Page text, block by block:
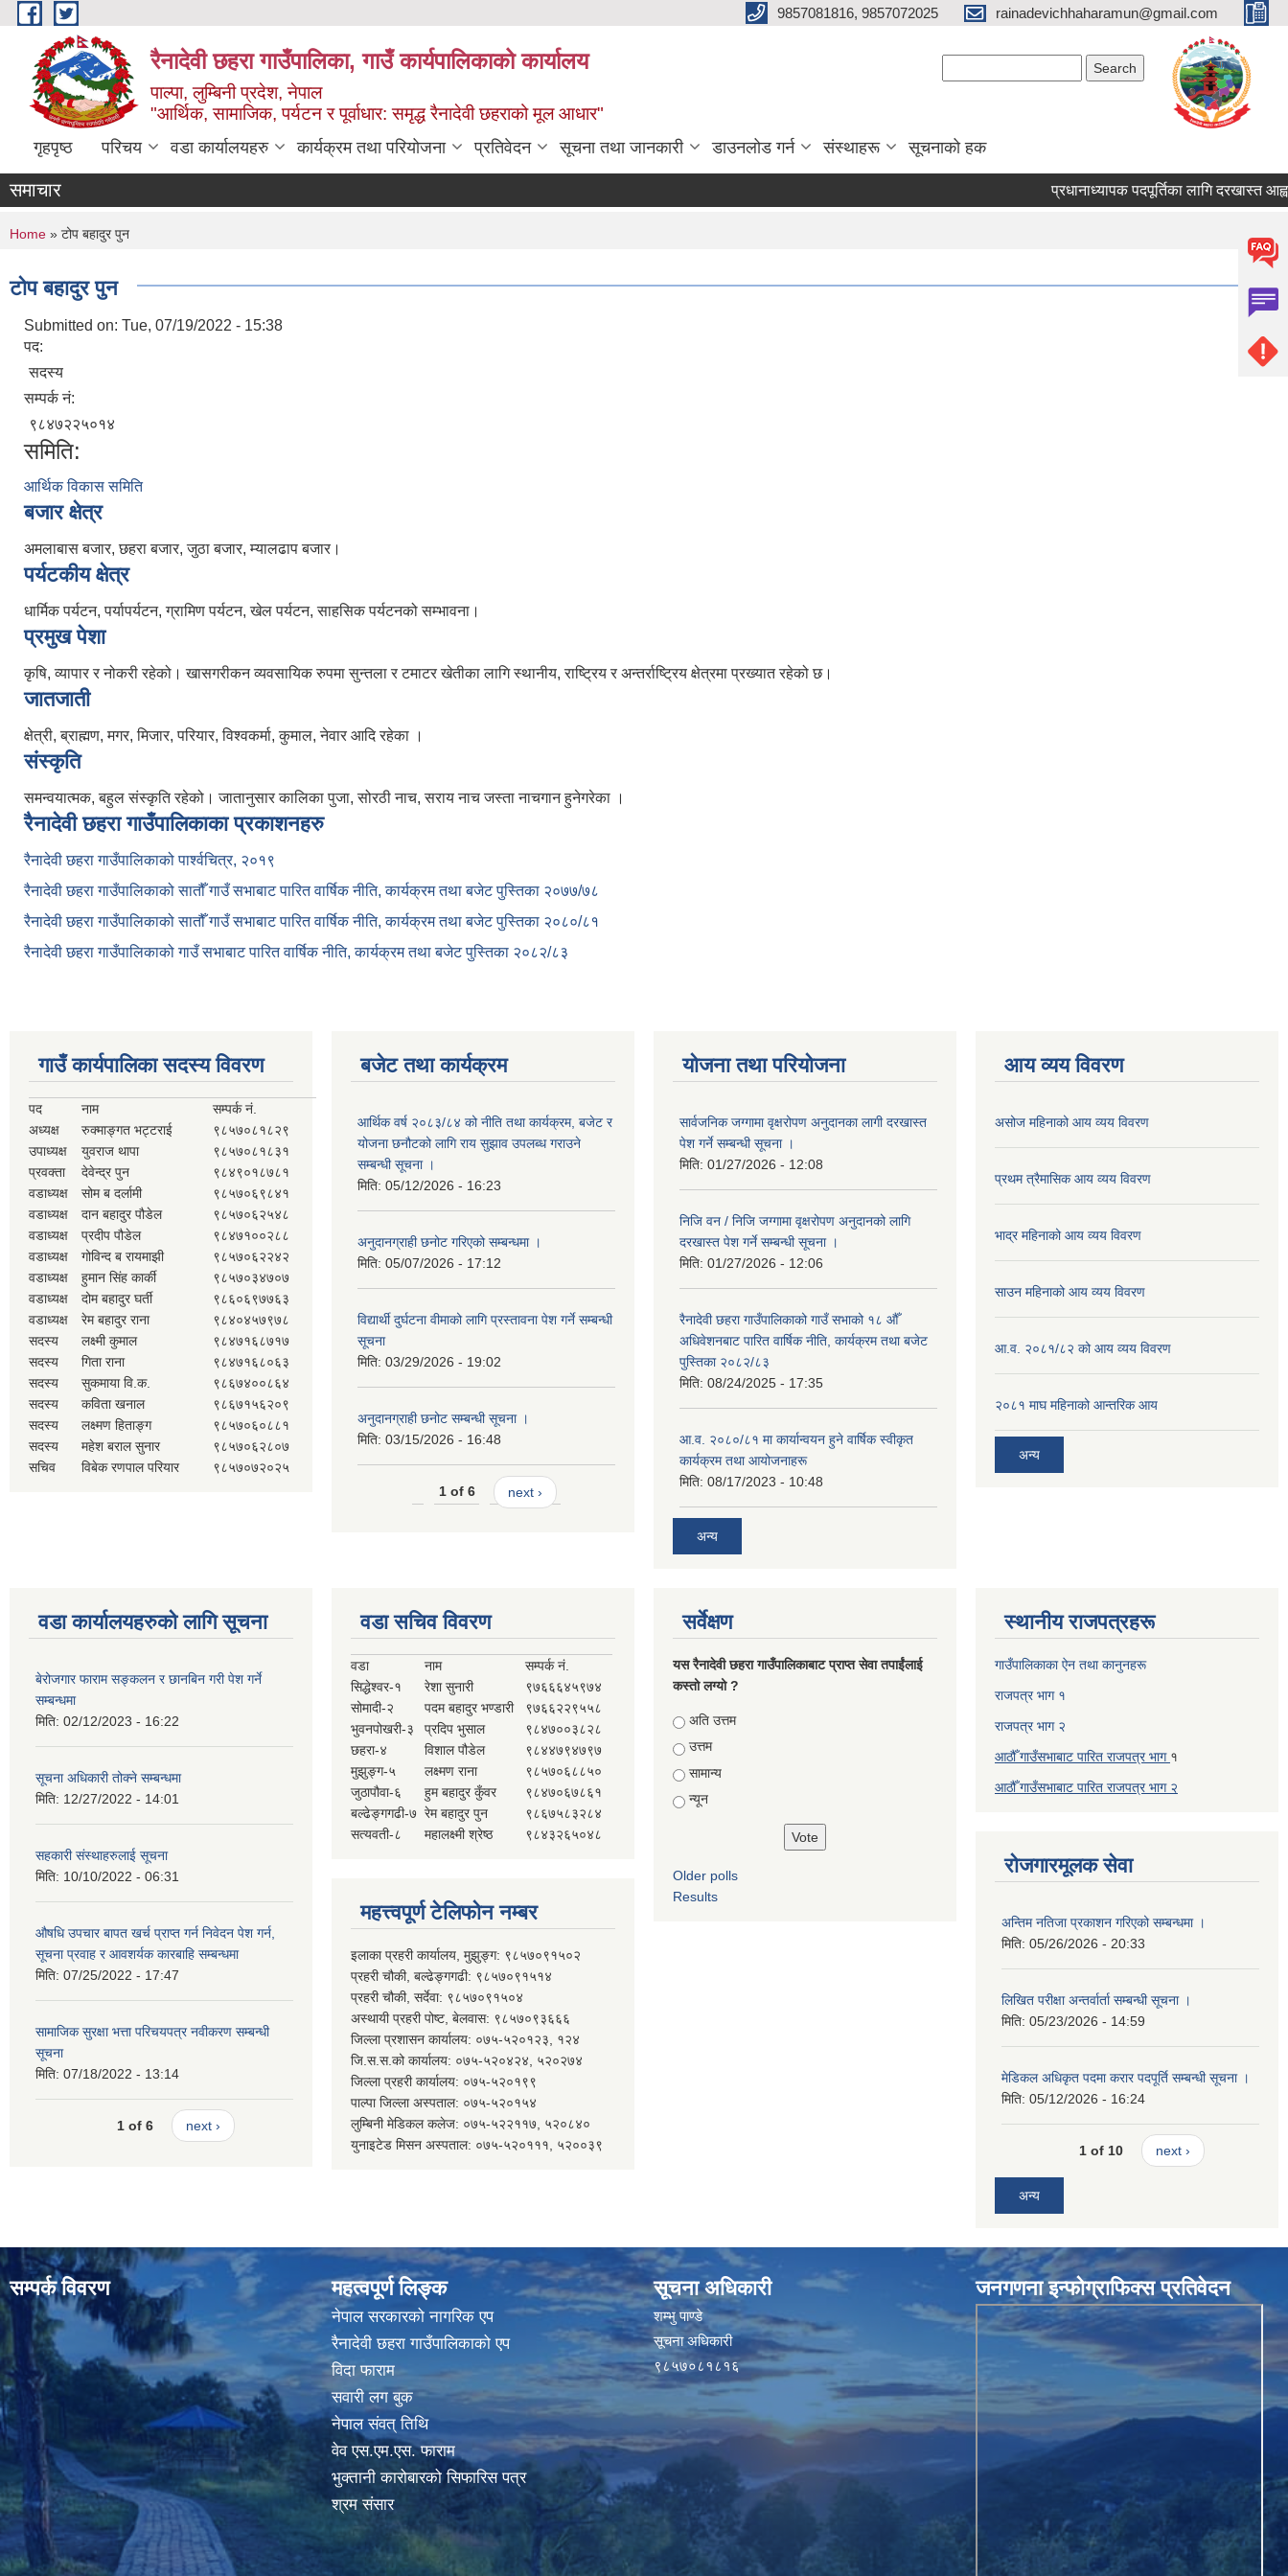
Skip to main content 9857081816, 9857072025 rainadevichhaharamun@gmail.com
रैनादेवी छहरा गाउँपालिका, गाउँ कार्यपालिकाको कार्यालय
पाल्पा, लुम्बिनी प्रदेश, नेपाल
"आर्थिक, सामाजिक, पर्यटन र पूर्वाधार: समृद्ध रैनादेवी छहराको मूल आधार"
गृहपृष्ठ परिचय वडा कार्यालयहरु कार्यक्रम तथा परियोजना प्रतिवेदन सूचना तथा जानकारी डाउनलोड गर्न संस्थाहरू सूचनाको हक
समाचार प्रधानाध्यापक पदपूर्तिका लागि दरखास्त आह्वान
You are here
Home » टोप बहादुर पुन
टोप बहादुर पुन
Submitted on: Tue, 07/19/2022 - 15:38
पद:
सदस्य
सम्पर्क नं:
९८४७२२५०१४
समिति:
आर्थिक विकास समिति
बजार क्षेत्र
अमलाबास बजार, छहरा बजार, जुठा बजार, म्यालढाप बजार।
पर्यटकीय क्षेत्र
धार्मिक पर्यटन, पर्यापर्यटन, ग्रामिण पर्यटन, खेल पर्यटन, साहसिक पर्यटनको सम्भावना।
प्रमुख पेशा
कृषि, व्यापार र नोकरी रहेको। खासगरीकन व्यवसायिक रुपमा सुन्तला र टमाटर खेतीका लागि स्थानीय, राष्ट्रिय र अन्तर्राष्ट्रिय क्षेत्रमा प्रख्यात रहेको छ।
जातजाती
क्षेत्री, ब्राह्मण, मगर, मिजार, परियार, विश्वकर्मा, कुमाल, नेवार आदि रहेका ।
संस्कृति
समन्वयात्मक, बहुल संस्कृति रहेको। जातानुसार कालिका पुजा, सोरठी नाच, सराय नाच जस्ता नाचगान हुनेगरेका ।
रैनादेवी छहरा गाउँपालिकाका प्रकाशनहरु
रैनादेवी छहरा गाउँपालिकाको पार्श्वचित्र, २०१९
रैनादेवी छहरा गाउँपालिकाको सातौँ गाउँ सभाबाट पारित वार्षिक नीति, कार्यक्रम तथा बजेट पुस्तिका २०७७/७८
रैनादेवी छहरा गाउँपालिकाको सातौँ गाउँ सभाबाट पारित वार्षिक नीति, कार्यक्रम तथा बजेट पुस्तिका २०८०/८१
रैनादेवी छहरा गाउँपालिकाको गाउँ सभाबाट पारित वार्षिक नीति, कार्यक्रम तथा बजेट पुस्तिका २०८२/८३
गाउँ कार्यपालिका सदस्य विवरण
पद नाम
सम्पर्क नं.
अध्यक्ष
रुक्माङ्गत भट्टराई
९८५७०८१८२९
उपाध्यक्ष
युवराज थापा
९८५७०८१८३१
प्रवक्ता
देवेन्द्र पुन
९८४९०१८७८१
वडाध्यक्ष
सोम ब दर्लामी
९८५७०६९८४१
वडाध्यक्ष
दान बहादुर पौडेल
९८५७०६२५४८
वडाध्यक्ष
प्रदीप पौडेल
९८४७१००२८८
वडाध्यक्ष
गोविन्द ब रायमाझी
९८५७०६२२४२
वडाध्यक्ष
हुमान सिंह कार्की
९८५७०३४७०७
वडाध्यक्ष
दोम बहादुर घर्ती
९८६०६९७७६३
वडाध्यक्ष
रेम बहादुर राना
९८४०४५७९७८
सदस्य
लक्ष्मी कुमाल
९८४७१६८७१७
सदस्य
गिता राना
९८४७१६८०६३
सदस्य
सुकमाया वि.क.
९८६७४००८६४
सदस्य
कविता खनाल
९८६७१५६२०९
सदस्य
लक्ष्मण हिताङ्ग
९८५७०६०८८१
सदस्य
महेश बराल सुनार
९८५७०६२८०७
सचिव
विबेक रणपाल परियार ९८५७०७२०२५
बजेट तथा कार्यक्रम
आर्थिक वर्ष २०८३/८४ को नीति तथा कार्यक्रम, बजेट र
योजना छनौटको लागि राय सुझाव उपलब्ध गराउने
सम्बन्धी सूचना ।
मिति: 05/12/2026 - 16:23
अनुदानग्राही छनोट गरिएको सम्बन्धमा ।
मिति: 05/07/2026 - 17:12
विद्यार्थी दुर्घटना वीमाको लागि प्रस्तावना पेश गर्ने सम्बन्धी
सूचना
मिति: 03/29/2026 - 19:02
अनुदानग्राही छनोट सम्बन्धी सूचना ।
मिति: 03/15/2026 - 16:48
1 of 6 next ›
योजना तथा परियोजना
सार्वजनिक जग्गामा वृक्षरोपण अनुदानका लागी दरखास्त
पेश गर्ने सम्बन्धी सूचना ।
मिति: 01/27/2026 - 12:08
निजि वन / निजि जग्गामा वृक्षरोपण अनुदानको लागि
दरखास्त पेश गर्ने सम्बन्धी सूचना ।
मिति: 01/27/2026 - 12:06
रैनादेवी छहरा गाउँपालिकाको गाउँ सभाको १८ औँ
अधिवेशनबाट पारित वार्षिक नीति, कार्यक्रम तथा बजेट
पुस्तिका २०८२/८३
मिति: 08/24/2025 - 17:35
आ.व. २०८०/८१ मा कार्यान्वयन हुने वार्षिक स्वीकृत
कार्यक्रम तथा आयोजनाहरू
मिति: 08/17/2023 - 10:48
अन्य
आय व्यय विवरण
असोज महिनाको आय व्यय विवरण
प्रथम त्रैमासिक आय व्यय विवरण
भाद्र महिनाको आय व्यय विवरण
साउन महिनाको आय व्यय विवरण
आ.व. २०८१/८२ को आय व्यय विवरण
२०८१ माघ महिनाको आन्तरिक आय
अन्य
वडा कार्यालयहरुको लागि सूचना
बेरोजगार फाराम सङ्कलन र छानबिन गरी पेश गर्ने
सम्बन्धमा
मिति: 02/12/2023 - 16:22
सूचना अधिकारी तोक्ने सम्बन्धमा
मिति: 12/27/2022 - 14:01
सहकारी संस्थाहरुलाई सूचना
मिति: 10/10/2022 - 06:31
औषधि उपचार बापत खर्च प्राप्त गर्न निवेदन पेश गर्न,
सूचना प्रवाह र आवशर्यक कारबाहि सम्बन्धमा
मिति: 07/25/2022 - 17:47
सामाजिक सुरक्षा भत्ता परिचयपत्र नवीकरण सम्बन्धी
सूचना
मिति: 07/18/2022 - 13:14
1 of 6 next ›
वडा सचिव विवरण
वडा नाम
सम्पर्क नं.
सिद्धेश्वर-१
रेशा सुनारी
९७६६६४५९७४
सोमादी-२
पदम बहादुर भण्डारी
९७६६२२९५५८
भुवनपोखरी-३
प्रदिप भुसाल
९८४७००३८२८
छहरा-४
विशाल पौडेल
९८४४७९४७९७
मुझुङ्ग-५
लक्ष्मण राना
९८५७०६८८५०
जुठापौवा-६
हुम बहादुर कुँवर
९८४७०६७८६१
बल्ढेङ्गगढी-७ रेम बहादुर पुन
९८६७५८३२८४
सत्यवती-८
महालक्ष्मी श्रेष्ठ ९८४३२६५०४८
महत्त्वपूर्ण टेलिफोन नम्बर
इलाका प्रहरी कार्यालय, मुझुङ्ग: ९८५७०९१५०२
प्रहरी चौकी, बल्ढेङ्गगढी: ९८५७०९१५१४
प्रहरी चौकी, सर्देवा: ९८५७०९१५०४
अस्थायी प्रहरी पोष्ट, बेलवास: ९८५७०९३६६६
जिल्ला प्रशासन कार्यालय: ०७५-५२०१२३, १२४
जि.स.स.को कार्यालय: ०७५-५२०४२४, ५२०२७४
जिल्ला प्रहरी कार्यालय: ०७५-५२०१९९
पाल्पा जिल्ला अस्पताल: ०७५-५२०१५४
लुम्बिनी मेडिकल कलेज: ०७५-५२२११७, ५२०८४०
युनाइटेड मिसन अस्पताल: ०७५-५२०१११, ५२००३९
सर्वेक्षण
यस रैनादेवी छहरा गाउँपालिकाबाट प्राप्त सेवा तपाईंलाई
कस्तो लग्यो ?
Choices
अति उत्तम
उत्तम
सामान्य
न्यून
Older polls
Results
स्थानीय राजपत्रहरू
गाउँपालिकाका ऐन तथा कानुनहरू
राजपत्र भाग १
राजपत्र भाग २
आठौँ गाउँसभाबाट पारित राजपत्र भाग १
आठौँ गाउँसभाबाट पारित राजपत्र भाग २
रोजगारमूलक सेवा
अन्तिम नतिजा प्रकाशन गरिएको सम्बन्धमा ।
मिति: 05/26/2026 - 20:33
लिखित परीक्षा अन्तर्वार्ता सम्बन्धी सूचना ।
मिति: 05/23/2026 - 14:59
मेडिकल अधिकृत पदमा करार पदपूर्ति सम्बन्धी सूचना ।
मिति: 05/12/2026 - 16:24
1 of 10 next ›
अन्य
सम्पर्क विवरण महत्वपूर्ण लिङ्क
नेपाल सरकारको नागरिक एप
रैनादेवी छहरा गाउँपालिकाको एप
विदा फाराम
सवारी लग बुक
नेपाल संवत् तिथि
वेव एस.एम.एस. फाराम
भुक्तानी कारोबारको सिफारिस पत्र
श्रम संसार
सूचना अधिकारी
शम्भु पाण्डे
सूचना अधिकारी
९८५७०८१८१६
जनगणना इन्फोग्राफिक्स प्रतिवेदन